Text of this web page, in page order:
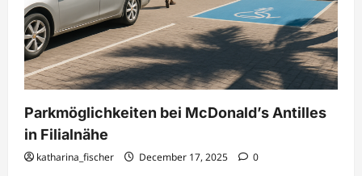
Parkmöglichkeiten bei McDonald’s Antilles
in Filialnähe
katharina_fischer December 17, 2025 0